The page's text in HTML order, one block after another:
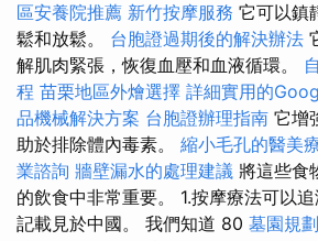
區安養院推薦 新竹按摩服務 它可以鎮
鬆和放鬆。 台胞證過期後的解決辦法
解肌肉緊張，恢復血壓和血液循環。
程 苗栗地區外燴選擇 詳細實用的
品機械解決方案 台胞證辦理指南 它增
助於排除體內毒素。 縮小毛孔的醫美
業諮詢 牆壁漏水的處理建議 將這些食
的飲食中非常重要。 1.按摩療法可以
記載見於中國。 我們知道 80 墓園規